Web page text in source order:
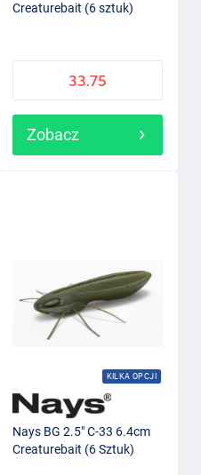
Creaturebait (6 sztuk)
33.75
Zobacz
KILKA OPCJI
Nays BG 2.5" C-33 6.4cm
Creaturebait (6 Sztuk)